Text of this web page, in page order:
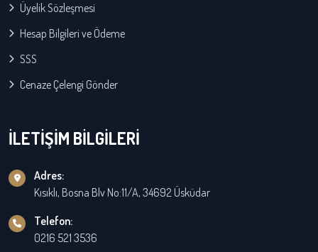
Üyelik Sözleşmesi
Hesap Bilgileri ve Ödeme
SSS
Cenaze Çelengi Gönder
İLETİŞİM BİLGİLERİ
Adres:
Kısıklı, Bosna Blv No:11/A, 34692 Üsküdar
Telefon:
0216 521 3536